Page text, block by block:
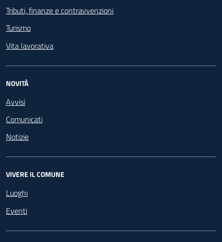
Tributi, finanze e contravvenzioni
Turismo
Vita lavorativa
NOVITÀ
Avvisi
Comunicati
Notizie
VIVERE IL COMUNE
Luoghi
Eventi